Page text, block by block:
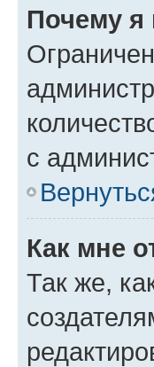
Почему я
с
Как мне
Так же,